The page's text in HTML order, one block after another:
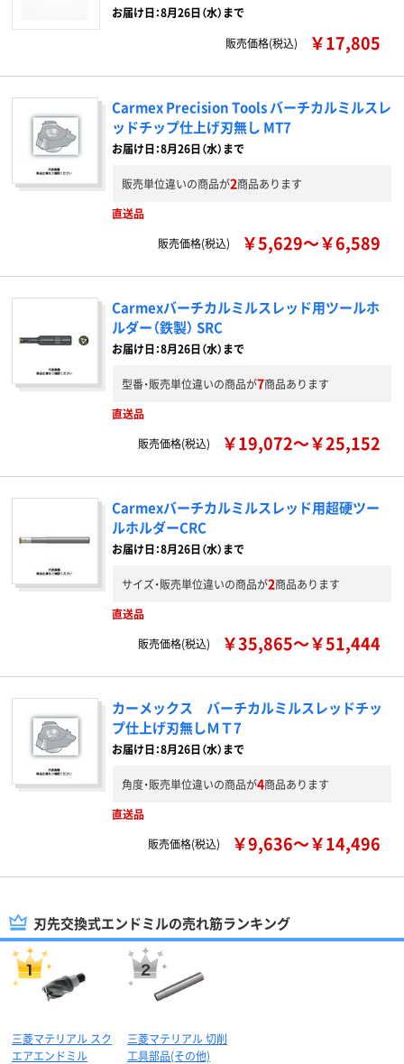
お届け日：8月26日（水）まで
販売価格(税込)
￥17,805
Carmex Precision Tools バーチカルミルスレ
ッドチップ仕上げ刃無し MT7
お届け日：8月26日（水）まで
販売単位違いの商品が2商品あります
直送品
販売価格(税込)
￥5,629～￥6,589
Carmexバーチカルミルスレッド用ツールホ
ルダー（鉄製） SRC
お届け日：8月26日（水）まで
型番・販売単位違いの商品が7商品あります
直送品
販売価格(税込)
￥19,072～￥25,152
Carmexバーチカルミルスレッド用超硬ツー
ルホルダーCRC
お届け日：8月26日（水）まで
サイズ・販売単位違いの商品が2商品あります
直送品
販売価格(税込)
￥35,865～￥51,444
カーメックス バーチカルミルスレッドチッ
プ仕上げ刃無しＭＴ7
お届け日：8月26日（水）まで
角度・販売単位違いの商品が4商品あります
直送品
販売価格(税込)
￥9,636～￥14,496
刃先交換式エンドミルの売れ筋ランキング
三菱マテリアル スク
エアエンドミル
三菱マテリアル 切削
工具部品(その他)